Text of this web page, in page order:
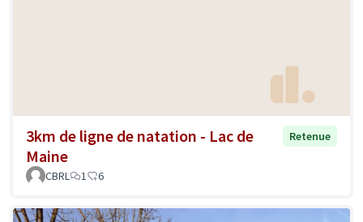
3km de ligne de natation - Lac de
Maine
Retenue
CBRL 1 6